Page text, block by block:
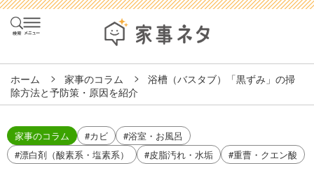
ホーム 家事のコラム
浴槽（バスタブ）「黒ずみ」の掃
除方法と予防策・原因を紹介
家事のコラム #カビ
#浴室・お風呂
#漂白剤（酸素系・塩素系）
#皮脂汚れ・水垢 #重曹・クエン酸